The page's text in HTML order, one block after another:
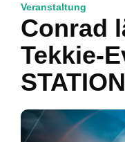
Veranstaltung
Conrad
Tekkie-